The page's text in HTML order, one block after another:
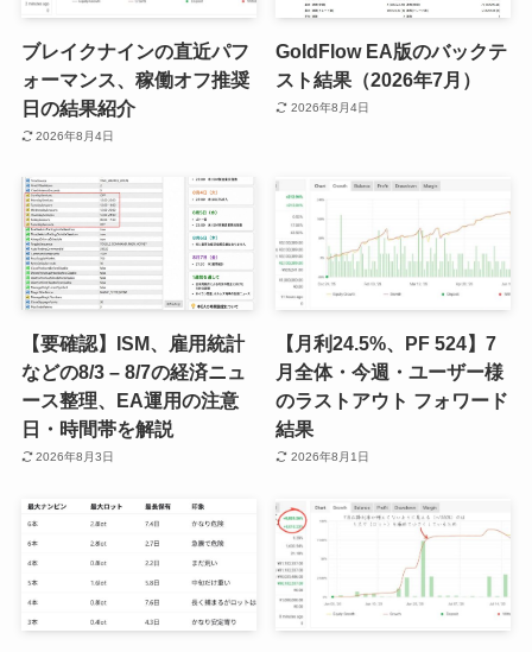
ブレイクナインの直近パフ
ォーマンス、稼働オフ推奨
日の結果紹介
2026年8月4日
GoldFlow EA版のバックテ
スト結果（2026年7月）
2026年8月4日
【要確認】ISM、雇用統計
などの8/3 – 8/7の経済ニュ
ース整理、EA運用の注意
日・時間帯を解説
2026年8月3日
【月利24.5%、PF 524】7
月全体・今週・ユーザー様
のラストアウト フォワード
結果
2026年8月1日